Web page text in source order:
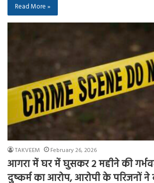
Read More »
TAKVEEM February 26, 2026
आगरा में घर में घुसकर 2 महीने की
दुष्कर्म का आरोप, आरोपी के परिजनों